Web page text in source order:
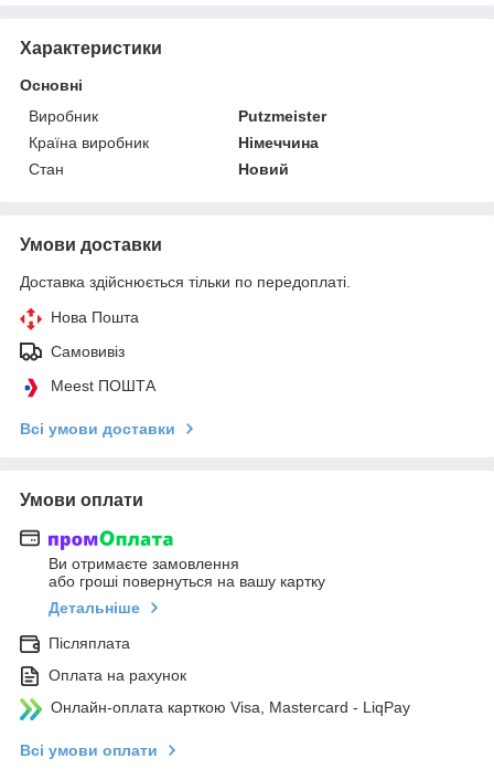
Характеристики
Основні
Виробник
Putzmeister
Країна виробник
Німеччина
Стан
Новий
Умови доставки
Доставка здійснюється тільки по передоплаті.
Нова Пошта
Самовивіз
Meest ПОШТА
Всі умови доставки
Умови оплати
Ви отримаєте замовлення
або гроші повернуться на вашу картку
Детальніше
Післяплата
Оплата на рахунок
Онлайн-оплата карткою Visa, Mastercard - LiqPay
Всі умови оплати